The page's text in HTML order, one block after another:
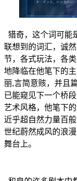
猎奇，这个词可能
联想到的词汇，诚
节，各式玩法，各
地降临在他笔下的
丽,言简意赅，并且
已能窥见下一个桥
艺术风格，他笔下
近乎超自然力量百
世纪蔚然成风的浪
舞台上。